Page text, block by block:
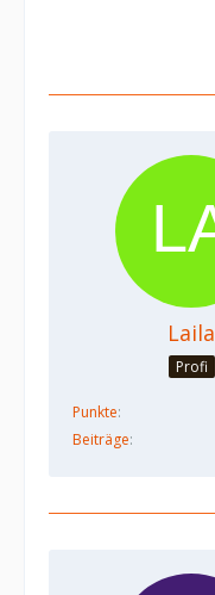
Laila
Profi
Punkte
Beiträge